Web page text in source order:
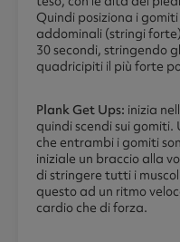
Quindi posiziona i
addominali (stringi
30 secondi, stringendo
quadricipiti il più forte
Plank Get Ups: inizia
quindi scendi sui
che entrambi i gomiti
iniziale un braccio alla
di stringere tutti i
questo ad un ritmo
cardio che di forza.